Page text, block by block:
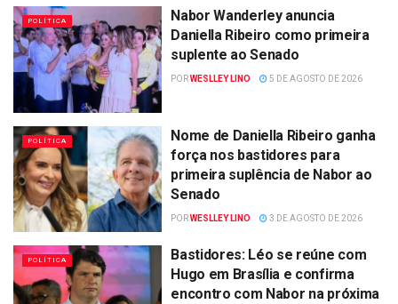
POLÍTICA
Nabor Wanderley anuncia
Daniella Ribeiro como primeira
suplente ao Senado
PORWESLLEY LINO 5 DE AGOSTO DE 2026
POLÍTICA
Nome de Daniella Ribeiro ganha
força nos bastidores para
primeira suplência de Nabor ao
Senado
PORWESLLEY LINO 3 DE AGOSTO DE 2026
POLÍTICA
Bastidores: Léo se reúne com
Hugo em Brasília e confirma
encontro com Nabor na próxima